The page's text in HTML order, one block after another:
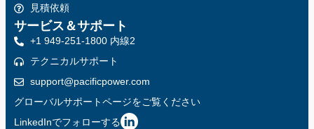
見積依頼
サービス＆サポート
+1 949-251-1800 内線2
テクニカルサポート
support@pacificpower.com
グローバルサポートページをご覧ください
LinkedInでフォローする